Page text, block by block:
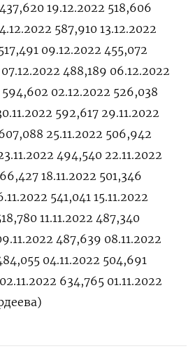
19.12.2022 518,606
587,910 13.12.2022
09.12.2022 455,072
488,189 06.12.2022
02.12.2022 526,038
592,617 29.11.2022
25.11.2022 506,942
494,540 22.11.2022
18.11.2022 501,346
541,041 15.11.2022
11.11.2022 487,340
487,639 08.11.2022
04.11.2022 504,691
634,765 01.11.2022